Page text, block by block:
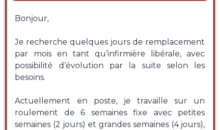
Bonjour,
Je recherche quelques jours de remplacement
par mois en tant qu’infirmière libérale, avec
possibilité d’évolution par la suite selon les
besoins.
Actuellement en poste, je travaille sur un
roulement de 6 semaines fixe avec petites
semaines (2 jours) et grandes semaines (4 jours),